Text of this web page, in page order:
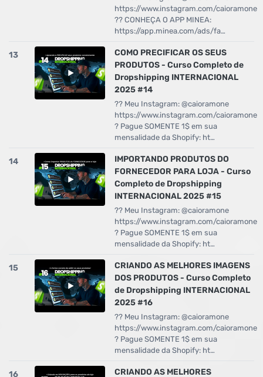
https://www.instagram.com/caioramone
?? CONHEÇA O APP MINEA:
https://app.minea.com/ads/fa…
13
COMO PRECIFICAR OS SEUS
PRODUTOS - Curso Completo de
Dropshipping INTERNACIONAL
2025 #14
?? Meu Instagram: @caioramone
https://www.instagram.com/caioramone
? Pague SOMENTE 1$ em sua
mensalidade da Shopify: ht…
14
IMPORTANDO PRODUTOS DO
FORNECEDOR PARA LOJA - Curso
Completo de Dropshipping
INTERNACIONAL 2025 #15
?? Meu Instagram: @caioramone
https://www.instagram.com/caioramone
? Pague SOMENTE 1$ em sua
mensalidade da Shopify: ht…
15
CRIANDO AS MELHORES IMAGENS
DOS PRODUTOS - Curso Completo
de Dropshipping INTERNACIONAL
2025 #16
?? Meu Instagram: @caioramone
https://www.instagram.com/caioramone
? Pague SOMENTE 1$ em sua
mensalidade da Shopify: ht…
16
CRIANDO AS MELHORES